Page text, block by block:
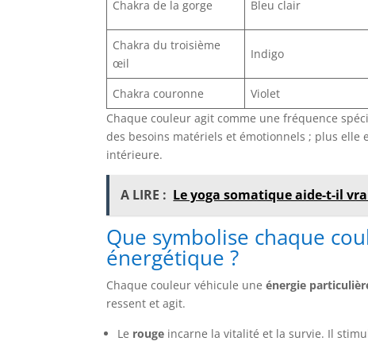
Chakra de la gorge Bleu clair
Chakra du troisième
œil
Indigo
Chakra couronne
Violet
Chaque couleur agit comme une fréquence
des besoins matériels et émotionnels ; plus elle
intérieure.
A LIRE : Le yoga somatique aide-t-il
Que symbolise chaque
énergétique ?
Chaque couleur véhicule uneénergie
ressent et agit.
Le rouge incarne la vitalité et la survie. Il